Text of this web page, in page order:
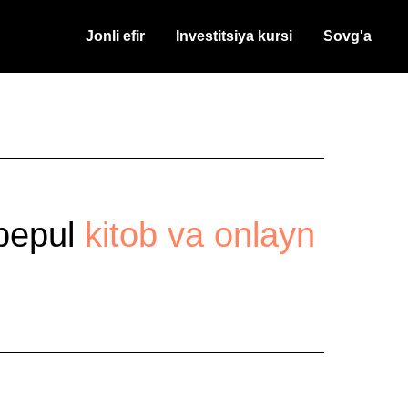
Jonli efir Investitsiya kursi Sovg'a
kitob va onlayn